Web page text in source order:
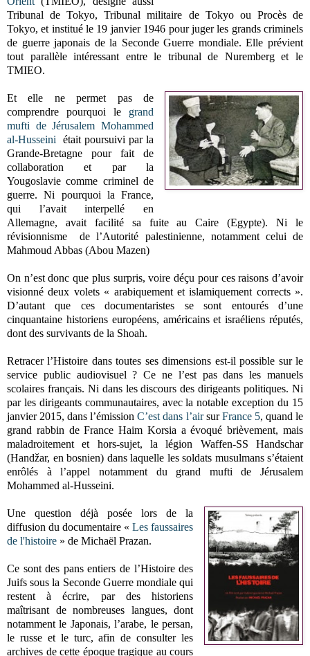
Tribunal de Tokyo, Tribunal militaire de Tokyo ou Procès de
Tokyo, et institué le 19 janvier 1946 pour juger les grands criminels
de guerre japonais de la Seconde Guerre mondiale. Elle prévient
tout parallèle intéressant entre le tribunal de Nuremberg et le
TMIEO.
Et elle ne permet pas de
comprendre pourquoi le grand
mufti de Jérusalem Mohammed
al-Husseini était poursuivi par la
Grande-Bretagne pour fait de
collaboration et par la
Yougoslavie comme criminel de
guerre. Ni pourquoi la France,
qui l’avait interpellé en
Allemagne, avait facilité sa fuite au Caire (Egypte). Ni le
révisionnisme de l’Autorité palestinienne, notamment celui de
Mahmoud Abbas (Abou Mazen)
On n’est donc que plus surpris, voire déçu pour ces raisons d’avoir
visionné deux volets « arabiquement et islamiquement corrects ».
D’autant que ces documentaristes se sont entourés d’une
cinquantaine historiens européens, américains et israéliens réputés,
dont des survivants de la Shoah.
Retracer l’Histoire dans toutes ses dimensions est-il possible sur le
service public audiovisuel ? Ce ne l’est pas dans les manuels
scolaires français. Ni dans les discours des dirigeants politiques. Ni
par les dirigeants communautaires, avec la notable exception du 15
janvier 2015, dans l’émissionC’est dans l’airsurFrance 5, quand le
grand rabbin de France Haim Korsia a évoqué brièvement, mais
maladroitement et hors-sujet, la légion Waffen-SS Handschar
(Handžar, en bosnien) dans laquelle les soldats musulmans s’étaient
enrôlés à l’appel notamment du grand mufti de Jérusalem
Mohammed al-Husseini.
Une question déjà posée lors de la
diffusion du documentaire «Les faussaires
de l'histoire » de Michaël Prazan.
Ce sont des pans entiers de l’Histoire des
Juifs sous la Seconde Guerre mondiale qui
restent à écrire, par des historiens
maîtrisant de nombreuses langues, dont
notamment le Japonais, l’arabe, le persan,
le russe et le turc, afin de consulter les
archives de cette époque tragique au cours